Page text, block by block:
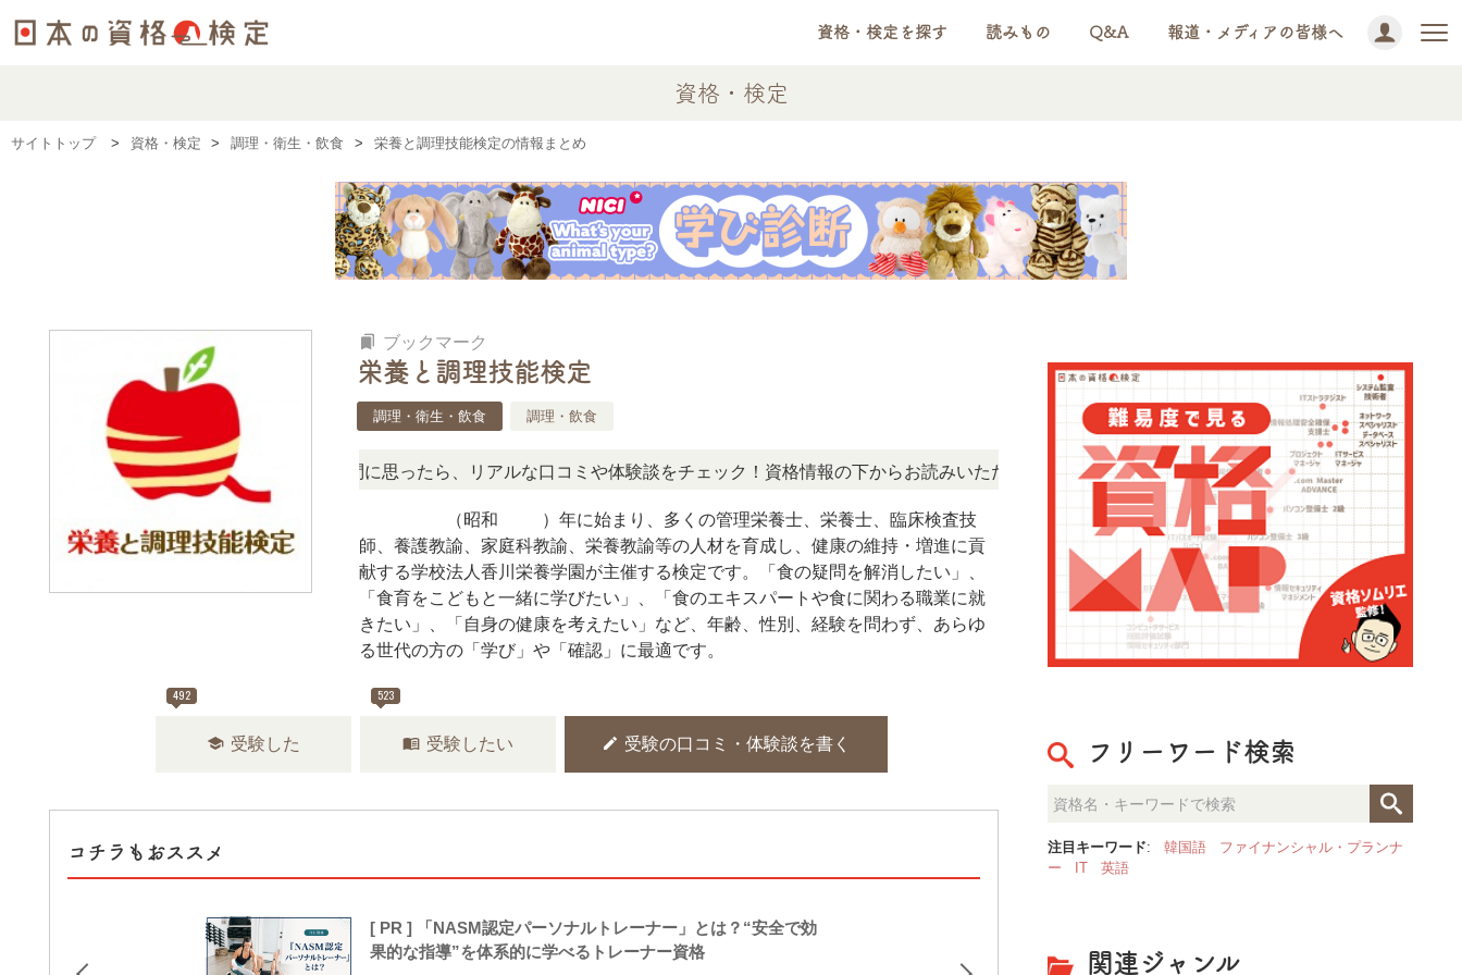
資格・検定を探す 読みもの Q&A 報道・メディアの皆様へ
資格・検定
サイトトップ 資格・検定 調理・衛生・飲食 栄養と調理技能検定の情報まとめ
bookmarks ブックマーク
栄養と調理技能検定
調理・衛生・飲食 調理・飲食
、難しい？」「どんな試験？」と疑問に思ったら、リアルな口コミや体験談をチェック！資格情報の下からお読みいただけます。 NEWS! 「この検定、難しい？」「どんな試験？」
1963（昭和38）年に始まり、多くの管理栄養士、栄養士、臨床検査技
師、養護教諭、家庭科教諭、栄養教諭等の人材を育成し、健康の維持・増進に貢
献する学校法人香川栄養学園が主催する検定です。「食の疑問を解消したい」、
「食育をこどもと一緒に学びたい」、「食のエキスパートや食に関わる職業に就
きたい」、「自身の健康を考えたい」など、年齢、性別、経験を問わず、あらゆ
る世代の方の「学び」や「確認」に最適です。
492
school 受験した
523
menu_book 受験したい edit 受験の口コミ・体験談を書く
コチラもおススメ
[ PR ] 「NASM認定パーソナルトレーナー」とは？“安全で効
果的な指導”を体系的に学べるトレーナー資格
フードコーディネーター資格認定試験は、多
フリーワード検索
注目キーワード: 韓国語
ファイナンシャル・プランナ
ー
IT 英語
関連ジャンル